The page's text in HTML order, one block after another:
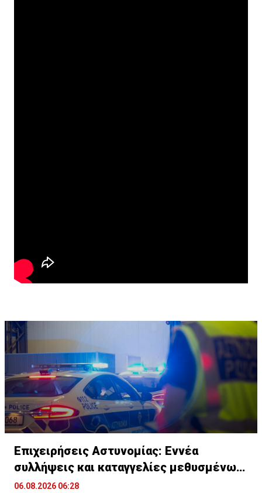
Επιχειρήσεις Αστυνομίας: Εννέα
συλλήψεις και καταγγελίες μεθυσμένων
οδηγών
06.08.2026 06:28